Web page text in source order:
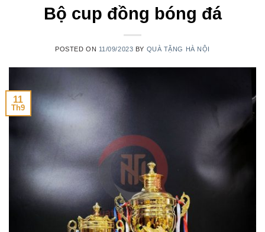
Bộ cup đồng bóng đá
POSTED ON 11/09/2023 BY QUÀ TẶNG HÀ NỘI
11
Th9